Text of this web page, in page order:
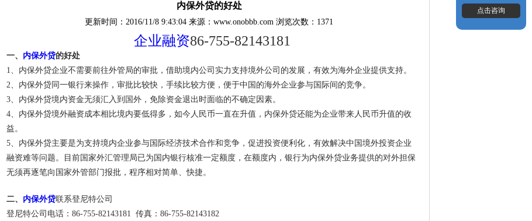
内保外贷的好处
更新时间： 2016/11/8 9:43:04 来源： www.onobbb.com 浏览次数：1371
企业融资86-755-82143181
一、 内保外贷的好处
1、内保外贷企业不需要前往外管局的审批，借助境内公司实力支持境外公司的发展，有效为海外企业提供支持。
2、内保外贷同一银行来操作，审批比较快，手续比较方便，便于中国的海外企业参与国际间的竞争。
3、内保外贷境内资金无须汇入到国外，免除资金退出时面临的不确定因素。
4、内保外贷境外融资成本相比境内要低得多，如今人民币一直在升值，内保外贷还能为企业带来人民币升值的收
益。
5、内保外贷主要是为支持境内企业参与国际经济技术合作和竞争，促进投资便利化，有效解决中国境外投资企业
融资难等问题。目前国家外汇管理局已为国内银行核准一定额度，在额度内，银行为内保外贷业务提供的对外担保
无须再逐笔向国家外管部门报批，程序相对简单、快捷。
二、 内保外贷联系登尼特公司
登尼特公司电话：86-755-82143181 传真：86-755-82143182
点击咨询